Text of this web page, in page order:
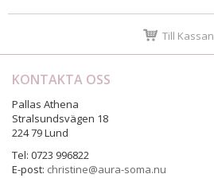
Till Kassan
KONTAKTA OSS
Pallas Athena
Stralsundsvägen 18
224 79 Lund
Tel: 0723 996822
E-post: christine@aura-soma.nu